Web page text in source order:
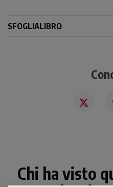
SFOGLIALIBRO
Chi ha visto